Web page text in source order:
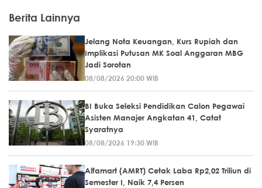
Berita Lainnya
Jelang Nota Keuangan, Kurs Rupiah dan
Implikasi Putusan MK Soal Anggaran MBG
Jadi Sorotan
08/08/2026 20:00 WIB
BI Buka Seleksi Pendidikan Calon Pegawai
Asisten Manajer Angkatan 41, Catat
Syaratnya
08/08/2026 19:30 WIB
Alfamart (AMRT) Cetak Laba Rp2,02 Triliun di
Semester I, Naik 7,4 Persen